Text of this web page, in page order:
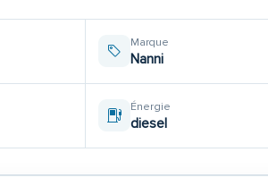
Marque
Nanni
Énergie
diesel